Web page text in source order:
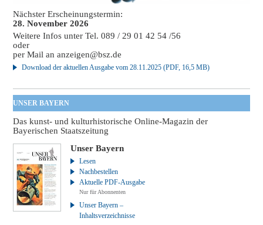
Nächster Erscheinungstermin:
28. November 2026
Weitere Infos unter Tel. 089 / 29 01 42 54 /56
oder
per Mail ananzeigen@bsz.de
Download der aktuellen Ausgabe vom 28.11.2025 (PDF, 16,5 MB)
UNSER BAYERN
Das kunst- und kulturhistorische Online-Magazin der
Bayerischen Staatszeitung
Unser Bayern
Lesen
Nachbestellen
Aktuelle PDF-Ausgabe
Nur für Abonnenten
Unser Bayern –
Inhaltsverzeichnisse